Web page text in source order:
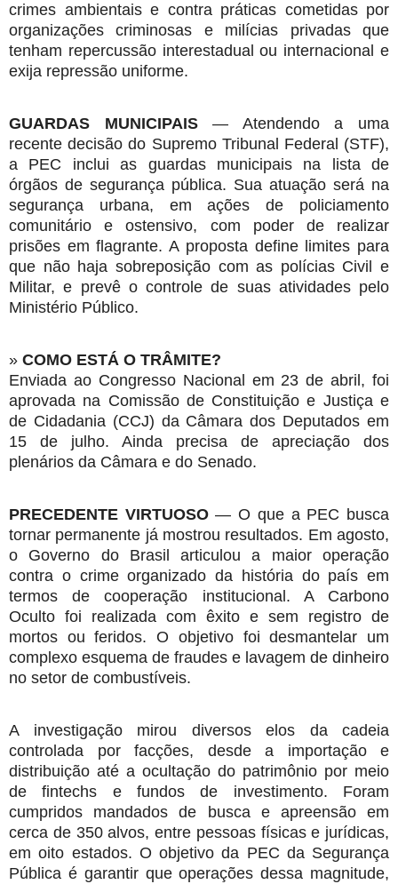
crimes ambientais e contra práticas cometidas por
organizações criminosas e milícias privadas que
tenham repercussão interestadual ou internacional e
exija repressão uniforme.
GUARDAS MUNICIPAIS— Atendendo a uma
recente decisão do Supremo Tribunal Federal (STF),
a PEC inclui as guardas municipais na lista de
órgãos de segurança pública. Sua atuação será na
segurança urbana, em ações de policiamento
comunitário e ostensivo, com poder de realizar
prisões em flagrante. A proposta define limites para
que não haja sobreposição com as polícias Civil e
Militar, e prevê o controle de suas atividades pelo
Ministério Público.
» COMO ESTÁ O TRÂMITE?
Enviada ao Congresso Nacional em 23 de abril, foi
aprovada na Comissão de Constituição e Justiça e
de Cidadania (CCJ) da Câmara dos Deputados em
15 de julho. Ainda precisa de apreciação dos
plenários da Câmara e do Senado.
PRECEDENTE VIRTUOSO — O que a PEC busca
tornar permanente já mostrou resultados. Em agosto,
o Governo do Brasil articulou a maior operação
contra o crime organizado da história do país em
termos de cooperação institucional. A Carbono
Oculto foi realizada com êxito e sem registro de
mortos ou feridos. O objetivo foi desmantelar um
complexo esquema de fraudes e lavagem de dinheiro
no setor de combustíveis.
A investigação mirou diversos elos da cadeia
controlada por facções, desde a importação e
distribuição até a ocultação do patrimônio por meio
de fintechs e fundos de investimento. Foram
cumpridos mandados de busca e apreensão em
cerca de 350 alvos, entre pessoas físicas e jurídicas,
em oito estados. O objetivo da PEC da Segurança
Pública é garantir que operações dessa magnitude,